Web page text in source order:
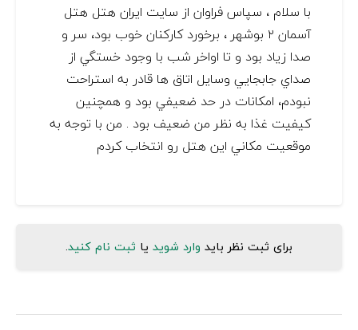
با سلام ، سپاس فراوان از سايت ايران هتل هتل
آسمان ٢ بوشهر ، برخورد كاركنان خوب بود، سر و
صدا زياد بود و تا اواخر شب با وجود خستگي از
صداي جابجايي وسايل اتاق ها قادر به استراحت
نبودم، امكانات در حد ضعيفي بود و همچنين
كيفيت غذا به نظر من ضعيف بود . من با توجه به
موقعيت مكاني اين هتل رو انتخاب كردم
برای ثبت نظر باید وارد شوید یا ثبت نام کنید.